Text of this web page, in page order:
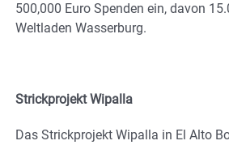
500,000 Euro Spenden ein, davon
Weltladen Wasserburg.
Strickprojekt Wipalla
Das Strickprojekt Wipalla in El Alto